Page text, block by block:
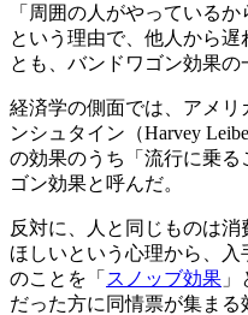
「周囲の人がやっている
という理由で、他人から
とも、バンドワゴン効果の
経済学の側面では、アメ
ンシュタイン（Harvey
の効果のうち「流行に乗
ゴン効果と呼んだ。
反対に、人と同じものは
ほしいという心理から、
のことを「 スノッブ効果
だった方に同情票が集まる